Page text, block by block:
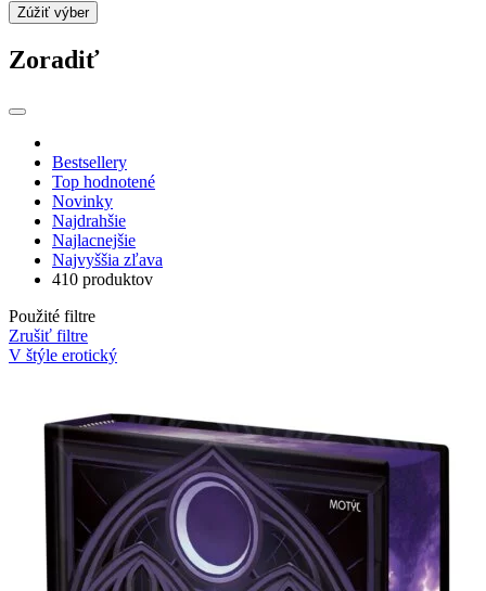
Zúžiť výber
Zoradiť
Bestsellery
Top hodnotené
Novinky
Najdrahšie
Najlacnejšie
Najvyššia zľava
410 produktov
Použité filtre
Zrušiť filtre
V štýle erotický